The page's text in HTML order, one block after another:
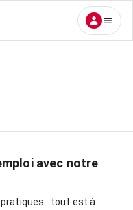
avec notre
: tout est à